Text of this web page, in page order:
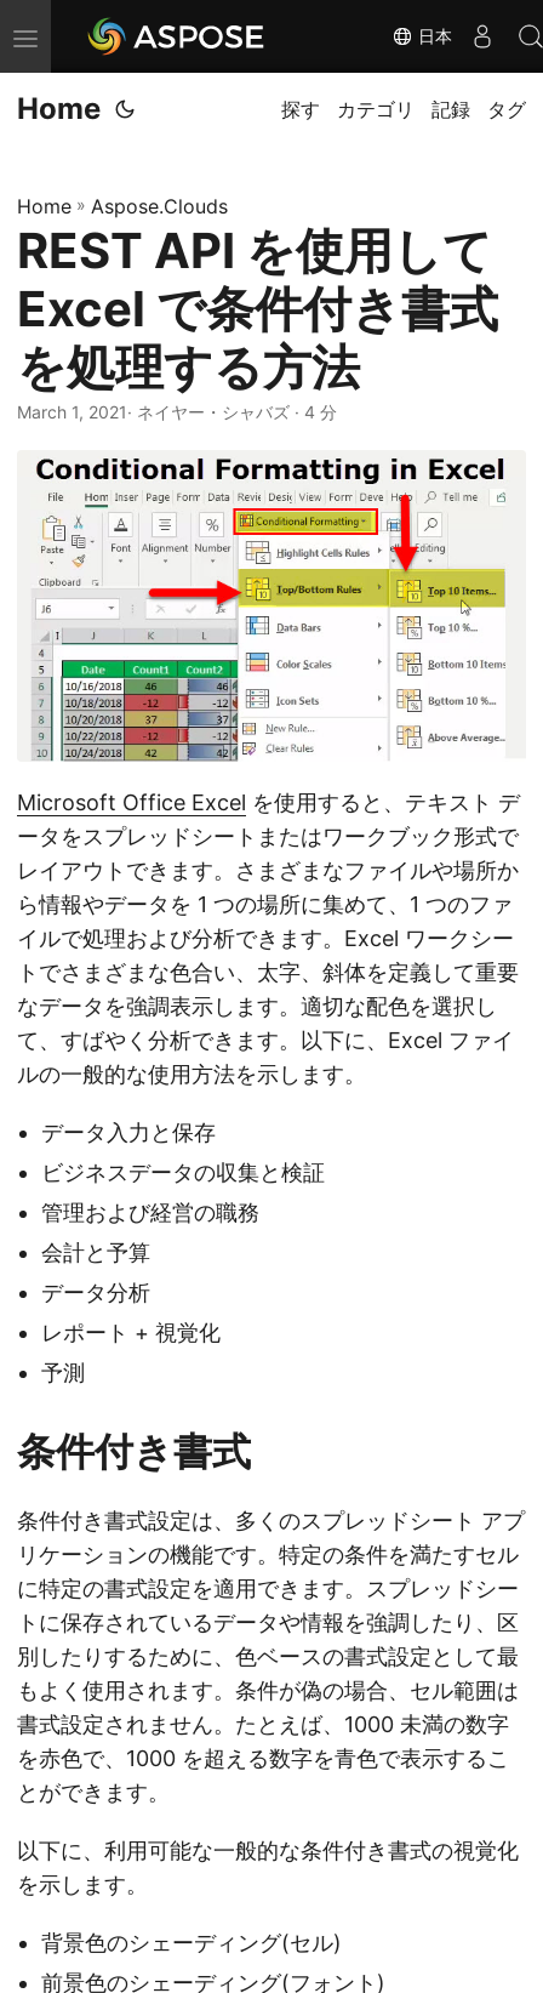
ナ
ビ
ゲ
ョ
ン
切
り
替
え
日本
Home 探す カテゴリ 記録 タグ
Home » Aspose.Clouds
REST API を使用して
Excel で条件付き書式
を処理する方法
March 1, 2021· ネイヤー・シャバズ · 4 分
Microsoft Office Excel を使用すると、テキスト デ
ータをスプレッドシートまたはワークブック形式で
レイアウトできます。さまざまなファイルや場所か
ら情報やデータを 1 つの場所に集めて、1 つのファ
イルで処理および分析できます。Excel ワークシー
トでさまざまな色合い、太字、斜体を定義して重要
なデータを強調表示します。適切な配色を選択し
て、すばやく分析できます。以下に、Excel ファイ
ルの一般的な使用方法を示します。
データ入力と保存
ビジネスデータの収集と検証
管理および経営の職務
会計と予算
データ分析
レポート + 視覚化
予測
条件付き書式
条件付き書式設定は、多くのスプレッドシート アプ
リケーションの機能です。特定の条件を満たすセル
に特定の書式設定を適用できます。スプレッドシー
トに保存されているデータや情報を強調したり、区
別したりするために、色ベースの書式設定として最
もよく使用されます。条件が偽の場合、セル範囲は
書式設定されません。たとえば、1000 未満の数字
を赤色で、1000 を超える数字を青色で表示するこ
とができます。
以下に、利用可能な一般的な条件付き書式の視覚化
を示します。
背景色のシェーディング(セル)
前景色のシェーディング(フォント)